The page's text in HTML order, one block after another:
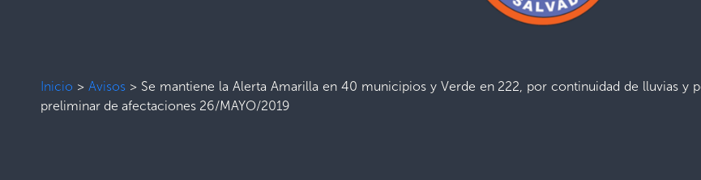
Inicio > Avisos> Se mantiene la Alerta Amarilla en 40 municipios y Verde en 222, por continuidad de lluvias
preliminar de afectaciones 26/MAYO/2019